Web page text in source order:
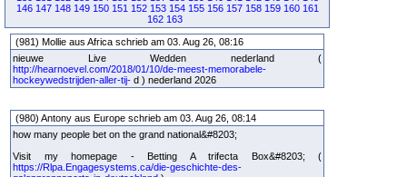
146 147 148 149 150 151 152 153 154 155 156 157 158 159 160 161
162 163
(981) Mollie aus Africa schrieb am 03. Aug 26, 08:16
nieuwe Live Wedden nederland (
http://hearnoevel.com/2018/01/10/de-meest-memorabele-
hockeywedstrijden-aller-tij- d ) nederland 2026
(980) Antony aus Europe schrieb am 03. Aug 26, 08:14
how many people bet on the grand national&#8203;
Visit my homepage - Betting A trifecta Box&#8203; (
https://Rlpa.Engagesystems.ca/die-geschichte-des-